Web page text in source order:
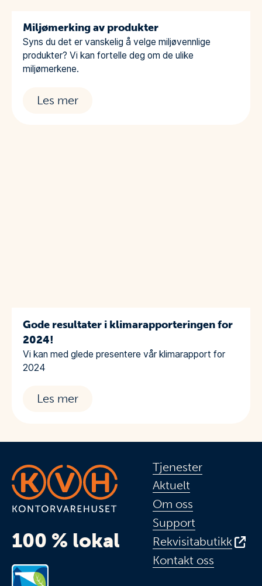
Miljømerking av produkter
Syns du det er vanskelig å velge miljøvennlige
produkter? Vi kan fortelle deg om de ulike
miljømerkene.
Les mer
Gode resultater i klimarapporteringen for
2024!
Vi kan med glede presentere vår klimarapport for
2024
Les mer
100 % lokal
Tjenester
Aktuelt
Om oss
Support
Rekvisitabutikk
Kontakt oss